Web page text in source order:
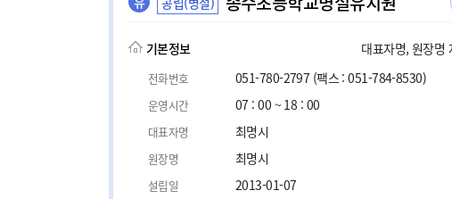
기본정보 대표자명, 원장명
전화번호 051-780-2797 (팩스 : 051-784-8530)
운영시간 07 : 00 ~ 18 : 00
대표자명 최명시
원장명 최명시
설립일 2013-01-07